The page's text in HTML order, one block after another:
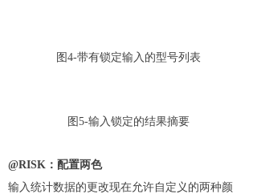
图4-带有锁定输入的型号列表
图5-输入锁定的结果摘要
@RISK：配置两色
输入统计数据的更改现在允许自定义的两种颜